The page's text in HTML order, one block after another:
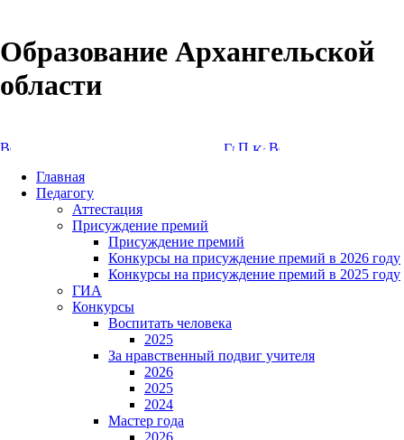
Образование Архангельской
области
Главная
Педагогу
Аттестация
Присуждение премий
Присуждение премий
Конкурсы на присуждение премий в 2026 году
Конкурсы на присуждение премий в 2025 году
ГИА
Конкурсы
Воспитать человека
2025
За нравственный подвиг учителя
2026
2025
2024
Мастер года
2026